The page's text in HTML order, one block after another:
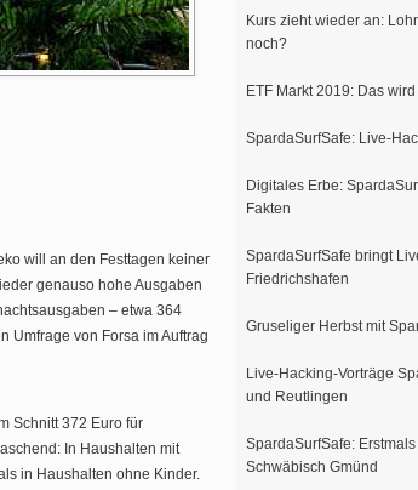
will an den Festtagen keiner
genauso hohe Ausgaben
– etwa 364
Umfrage von Forsa im Auftrag
Schnitt 372 Euro für
In Haushalten mit
in Haushalten ohne Kinder.
Kurs zieht wieder an:
noch?
ETF Markt 2019: Das
SpardaSurfSafe: Live-
Digitales Erbe:
Fakten
SpardaSurfSafe bringt
Friedrichshafen
Gruseliger Herbst mit
Live-Hacking-Vorträge
und Reutlingen
SpardaSurfSafe:
Schwäbisch Gmünd